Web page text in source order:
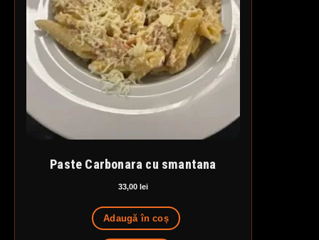
Paste Carbonara cu smantana
33,00 lei
Adaugă în coș